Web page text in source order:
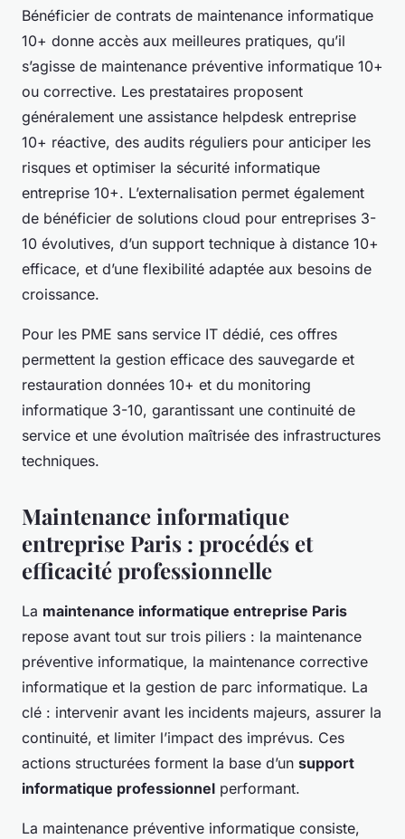
Bénéficier de contrats de maintenance informatique
10+ donne accès aux meilleures pratiques, qu’il
s’agisse de maintenance préventive informatique 10+
ou corrective. Les prestataires proposent
généralement une assistance helpdesk entreprise
10+ réactive, des audits réguliers pour anticiper les
risques et optimiser la sécurité informatique
entreprise 10+. L’externalisation permet également
de bénéficier de solutions cloud pour entreprises 3-
10 évolutives, d’un support technique à distance 10+
efficace, et d’une flexibilité adaptée aux besoins de
croissance.
Pour les PME sans service IT dédié, ces offres
permettent la gestion efficace des sauvegarde et
restauration données 10+ et du monitoring
informatique 3-10, garantissant une continuité de
service et une évolution maîtrisée des infrastructures
techniques.
Maintenance informatique
entreprise Paris : procédés et
efficacité professionnelle
La maintenance informatique entreprise Paris
repose avant tout sur trois piliers : la maintenance
préventive informatique, la maintenance corrective
informatique et la gestion de parc informatique. La
clé : intervenir avant les incidents majeurs, assurer la
continuité, et limiter l’impact des imprévus. Ces
actions structurées forment la base d’un support
informatique professionnel performant.
La maintenance préventive informatique consiste,